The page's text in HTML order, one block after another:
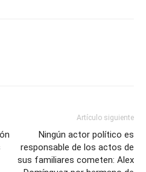
Artículo siguiente
Ningún actor político es
responsable de los actos de
sus familiares cometen: Alex